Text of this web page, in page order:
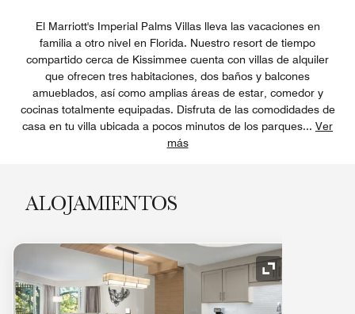
El Marriott's Imperial Palms Villas lleva las vacaciones en
familia a otro nivel en Florida. Nuestro resort de tiempo
compartido cerca de Kissimmee cuenta con villas de alquiler
que ofrecen tres habitaciones, dos baños y balcones
amueblados, así como amplias áreas de estar, comedor y
cocinas totalmente equipadas. Disfruta de las comodidades de
casa en tu villa ubicada a pocos minutos de los parques... Ver
más
ALOJAMIENTOS
Icono de